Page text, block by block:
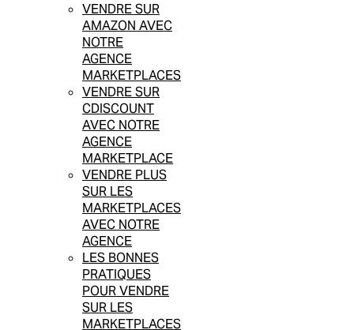
VENDRE SUR
AMAZON AVEC
NOTRE
AGENCE
MARKETPLACES
VENDRE SUR
CDISCOUNT
AVEC NOTRE
AGENCE
MARKETPLACE
VENDRE PLUS
SUR LES
MARKETPLACES
AVEC NOTRE
AGENCE
LES BONNES
PRATIQUES
POUR VENDRE
SUR LES
MARKETPLACES